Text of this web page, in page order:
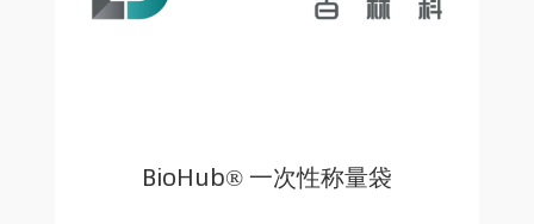
BioHub® 一次性称量袋